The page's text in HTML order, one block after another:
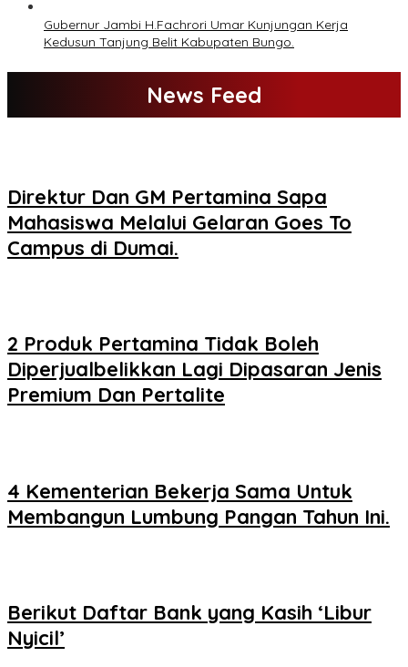
Gubernur Jambi H.Fachrori Umar Kunjungan Kerja
Kedusun Tanjung Belit Kabupaten Bungo.
News Feed
Direktur Dan GM Pertamina Sapa
Mahasiswa Melalui Gelaran Goes To
Campus di Dumai.
2 Produk Pertamina Tidak Boleh
Diperjualbelikkan Lagi Dipasaran Jenis
Premium Dan Pertalite
4 Kementerian Bekerja Sama Untuk
Membangun Lumbung Pangan Tahun Ini.
Berikut Daftar Bank yang Kasih ‘Libur
Nyicil’